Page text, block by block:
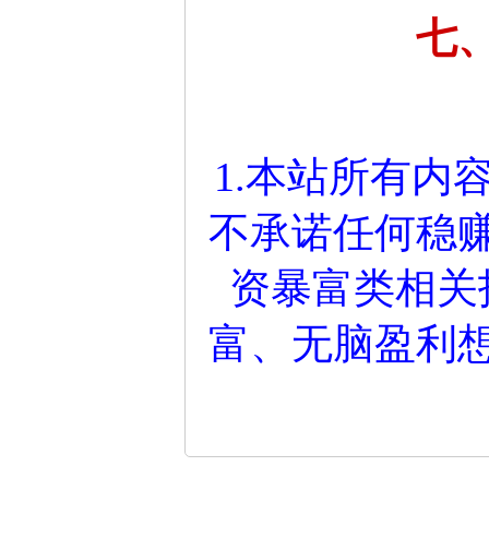
七
1.本站所有内
不承诺任何稳
资暴富类相
富、无脑盈利